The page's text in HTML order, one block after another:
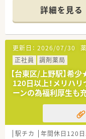
■研修制度は様
講可能な研修も
■店舗で活躍する
となる従業員な
を用意されてい
■総合薬剤師・調
の働き方を選択で
■調剤併設型だけ
地内薬局」「訪問
ます
■在宅医療にも積
50店舗以上、無
■「プラチナくる
法人部門）認定
されています
詳細を見る
更新日： 2026/07/30
正社員
調剤薬局
【台東区/上野駅】希
120日以上！メリハ
ーンの為福利厚生も
駅チカ 年間休日120